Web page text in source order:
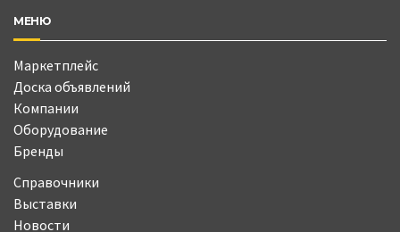
МЕНЮ
Маркетплейс
Доска объявлений
Компании
Оборудование
Бренды
Справочники
Выставки
Новости